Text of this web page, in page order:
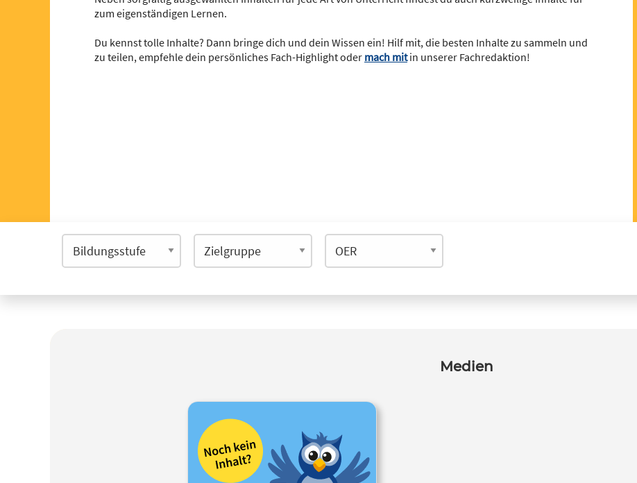
zum eigenständigen Lernen.
Du kennst tolle Inhalte? Dann bringe dich und dein Wissen ein! Hilf mit, die besten Inhalte zu sammeln und
zu teilen, empfehle dein persönliches Fach-Highlight oder mach mitin unserer Fachredaktion!
Medien